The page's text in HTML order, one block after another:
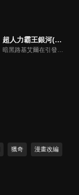
超人力霸王銀河(中文版)
暗黑路基艾爾在引發的暗黑火花戰爭中用擁有讓所有生物陷入時間停歇的暗黑波動將所有的超人力霸王，怪獸和宇宙人變成人偶，後在突然出現的超人力霸王銀河導致兩敗俱傷，雙方因能力用盡而進入沉睡狀態…
獵奇 漫畫改編